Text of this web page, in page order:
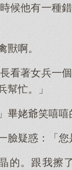
候他有一種
獸啊。
看著女兵一
幫忙。」
畢姥爺笑嘻嘻
疑惑：「您
的。跟我擦